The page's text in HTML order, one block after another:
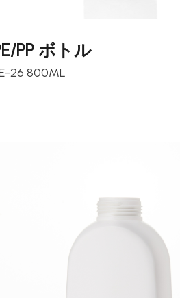
PP ボトル
26 800ML